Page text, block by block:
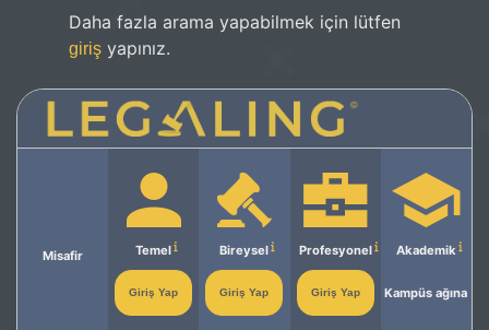
Daha fazla arama yapabilmek için lütfen
giriş yapınız.
Misafir Temel
Giriş Yap
Bireysel
Giriş Yap
Profesyonel
Giriş Yap
Akademik
Kampüs ağına